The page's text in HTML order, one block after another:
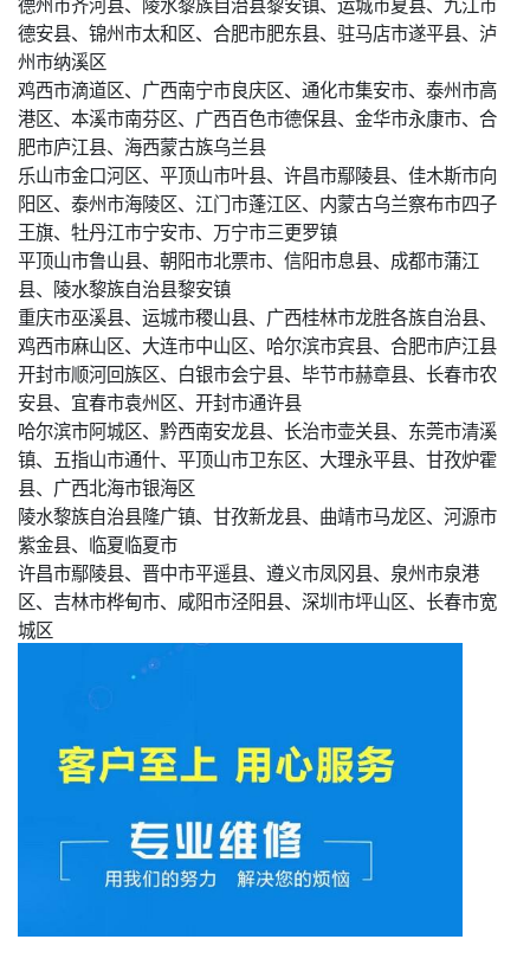
德安县、锦州市太和区、合肥市肥东县、驻马店市遂平县、泸
州市纳溪区
鸡西市滴道区、广西南宁市良庆区、通化市集安市、泰州市高
港区、本溪市南芬区、广西百色市德保县、金华市永康市、合
肥市庐江县、海西蒙古族乌兰县
乐山市金口河区、平顶山市叶县、许昌市鄢陵县、佳木斯市向
阳区、泰州市海陵区、江门市蓬江区、内蒙古乌兰察布市四子
王旗、牡丹江市宁安市、万宁市三更罗镇
平顶山市鲁山县、朝阳市北票市、信阳市息县、成都市蒲江
县、陵水黎族自治县黎安镇
重庆市巫溪县、运城市稷山县、广西桂林市龙胜各族自治县、
鸡西市麻山区、大连市中山区、哈尔滨市宾县、合肥市庐江县
开封市顺河回族区、白银市会宁县、毕节市赫章县、长春市农
安县、宜春市袁州区、开封市通许县
哈尔滨市阿城区、黔西南安龙县、长治市壶关县、东莞市清溪
镇、五指山市通什、平顶山市卫东区、大理永平县、甘孜炉霍
县、广西北海市银海区
陵水黎族自治县隆广镇、甘孜新龙县、曲靖市马龙区、河源市
紫金县、临夏临夏市
许昌市鄢陵县、晋中市平遥县、遵义市凤冈县、泉州市泉港
区、吉林市桦甸市、咸阳市泾阳县、深圳市坪山区、长春市宽
城区